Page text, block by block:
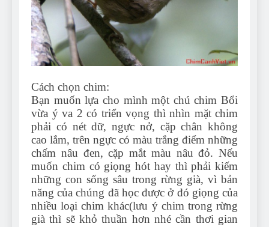
Can Bulldogs Play Fetch?
And How to Train Them!
7 Năm Ago
How Often Do I Need to
Groom My Bulldog
Cách chọn chim:
Bạn muốn lựa cho mình một chú chim Bổi
vừa ý va 2 có triển vọng thì nhìn mặt chim
phải có nét dữ, ngực nở, cặp chân không
cao lắm, trên ngực có màu trắng điểm những
chấm nâu đen, cặp mắt màu nâu đỏ. Nếu
muốn chim có giọng hót hay thì phải kiếm
những con sống sâu trong rừng già, vì bản
năng của chúng đã học được ở đó giọng của
nhiều loại chim khác(lưu ý chim trong rừng
già thì sẽ khỏ thuần hơn nhé cần thơi gian